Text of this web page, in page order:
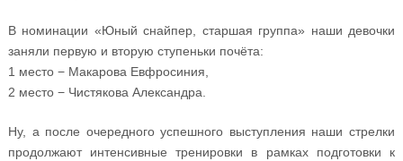
В номинации «Юный снайпер, старшая группа» наши девочки
заняли первую и вторую ступеньки почёта:
1 место − Макарова Евфросиния,
2 место − Чистякова Александра.
Ну, а после очередного успешного выступления наши стрелки
продолжают интенсивные тренировки в рамках подготовки к